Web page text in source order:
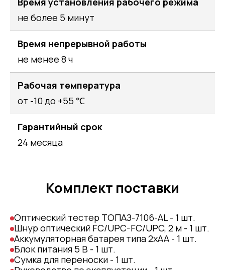
не более 5 минут
Время непрерывной работы
не менее 8 ч
Рабочая температура
от -10 до +55 ℃
Гарантийный срок
24 месяца
Комплект поставки
Оптический тестер ТОПАЗ-7106-AL - 1 шт.
Шнур оптический FC/UPC-FC/UPC, 2 м - 1 шт.
Аккумуляторная батарея типа 2хАА - 1 шт.
Блок питания 5 В - 1 шт.
Сумка для переноски - 1 шт.